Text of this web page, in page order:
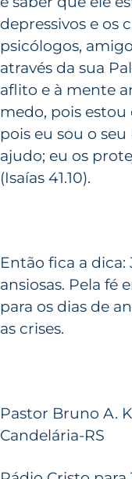
depressivos e os
psicólogos,
através da sua
aflito e à mente
medo, pois estou
pois eu sou o
ajudo; eu os
(Isaías 41.10).
Então fica a dica:
ansiosas. Pela fé
para os dias de
as crises.
Pastor Bruno A.
Candelária-RS